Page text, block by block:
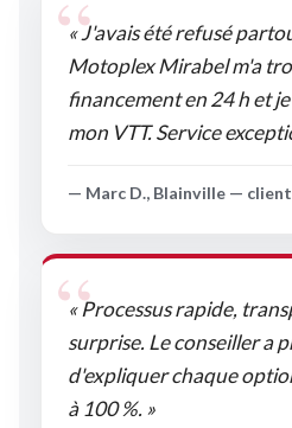
« J'avais été refusé
Motoplex Mirabel m'a
financement en 24 h et
mon VTT. Service
— Marc D., Blainville —
« Processus rapide,
surprise. Le conseiller a
d'expliquer chaque
à 100 %. »